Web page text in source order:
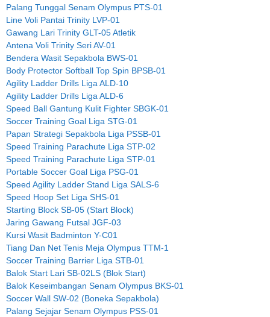
Palang Tunggal Senam Olympus PTS-01
Line Voli Pantai Trinity LVP-01
Gawang Lari Trinity GLT-05 Atletik
Antena Voli Trinity Seri AV-01
Bendera Wasit Sepakbola BWS-01
Body Protector Softball Top Spin BPSB-01
Agility Ladder Drills Liga ALD-10
Agility Ladder Drills Liga ALD-6
Speed Ball Gantung Kulit Fighter SBGK-01
Soccer Training Goal Liga STG-01
Papan Strategi Sepakbola Liga PSSB-01
Speed Training Parachute Liga STP-02
Speed Training Parachute Liga STP-01
Portable Soccer Goal Liga PSG-01
Speed Agility Ladder Stand Liga SALS-6
Speed Hoop Set Liga SHS-01
Starting Block SB-05 (Start Block)
Jaring Gawang Futsal JGF-03
Kursi Wasit Badminton Y-C01
Tiang Dan Net Tenis Meja Olympus TTM-1
Soccer Training Barrier Liga STB-01
Balok Start Lari SB-02LS (Blok Start)
Balok Keseimbangan Senam Olympus BKS-01
Soccer Wall SW-02 (Boneka Sepakbola)
Palang Sejajar Senam Olympus PSS-01